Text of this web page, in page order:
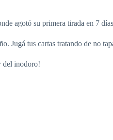
agotó su primera tirada en 7
Jugá tus cartas tratando de no
del inodoro!